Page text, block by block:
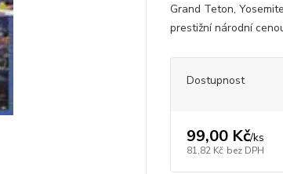
Grand Teton,
prestižní národní
Dostupnost
99,00 Kč/ks
81,82 Kč bez DPH